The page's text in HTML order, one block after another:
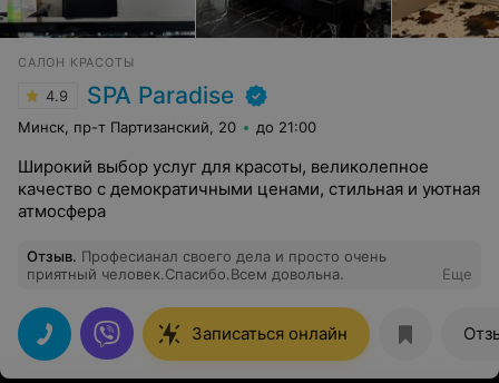
САЛОН КРАСОТЫ
4.9 SPA Paradise
Минск, пр-т Партизанский, 20 до 21:00
Широкий выбор услуг для красоты, великолепное
качество с демократичными ценами, стильная и уютная
атмосфера
Отзыв. Професианал своего дела и просто очень
приятный человек.Спасибо.Всем довольна.
Еще
Записаться онлайн